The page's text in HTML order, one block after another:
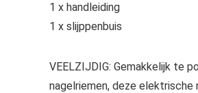
1 x handleiding
1 x slijppenbuis
VEELZIJDIG: Gemakkelijk te
nagelriemen, deze elektrische